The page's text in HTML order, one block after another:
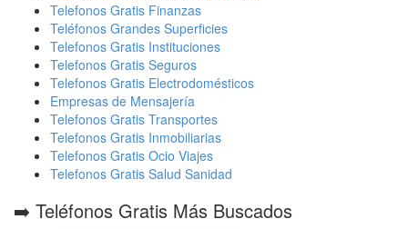
Telefonos Gratis Finanzas
Teléfonos Grandes Superficies
Telefonos Gratis Instituciones
Telefonos Gratis Seguros
Telefonos Gratis Electrodomésticos
Empresas de Mensajería
Telefonos Gratis Transportes
Telefonos Gratis Inmobiliarias
Telefonos Gratis Ocio Viajes
Telefonos Gratis Salud Sanidad
➡️ Teléfonos Gratis Más Buscados